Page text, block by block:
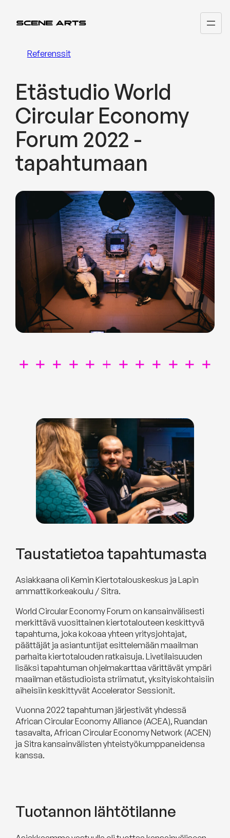
sisältöön
Referenssit
Etästudio World
Circular Economy
Forum 2022 -
tapahtumaan
Taustatietoa tapahtumasta
Asiakkaana oli Kemin Kiertotalouskeskus ja Lapin
ammattikorkeakoulu / Sitra.
World Circular Economy Forum on kansainvälisesti
merkittävä vuosittainen kiertotalouteen keskittyvä
tapahtuma, joka kokoaa yhteen yritysjohtajat,
päättäjät ja asiantuntijat esittelemään maailman
parhaita kiertotalouden ratkaisuja. Livetilaisuuden
lisäksi tapahtuman ohjelmakarttaa värittävät ympäri
maailman etästudioista striimatut, yksityiskohtaisiin
aiheisiin keskittyvät Accelerator Sessionit.
Vuonna 2022 tapahtuman järjestivät yhdessä
African Circular Economy Alliance (ACEA), Ruandan
tasavalta, African Circular Economy Network (ACEN)
ja Sitra kansainvälisten yhteistyökumppaneidensa
kanssa.
Tuotannon lähtötilanne